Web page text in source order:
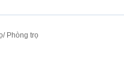
Phòng trọ